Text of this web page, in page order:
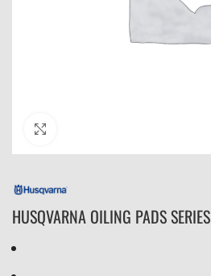
HUSQVARNA OILING PADS SERIES